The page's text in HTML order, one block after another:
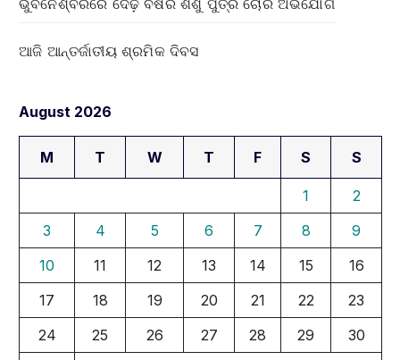
ଆଜି ଆନ୍ତର୍ଜାତୀୟ ଶ୍ରମିକ ଦିବସ
August 2026
M T W T F S S
1
2
3
4 5 6 7 8
9
10
11 12 13 14 15
16
17
18 19 20 21 22
23
24
25 26 27 28 29
30